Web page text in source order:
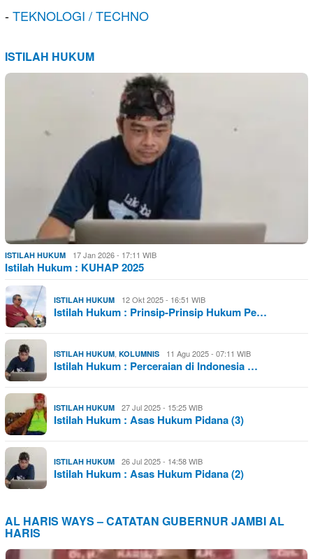
-TEKNOLOGI / TECHNO
ISTILAH HUKUM
ISTILAH HUKUM 17 Jan 2026 - 17:11 WIB
Istilah Hukum : KUHAP 2025
ISTILAH HUKUM 12 Okt 2025 - 16:51 WIB
Istilah Hukum : Prinsip-Prinsip Hukum Pe…
ISTILAH HUKUM, KOLUMNIS 11 Agu 2025 - 07:11 WIB
Istilah Hukum : Perceraian di Indonesia …
ISTILAH HUKUM 27 Jul 2025 - 15:25 WIB
Istilah Hukum : Asas Hukum Pidana (3)
ISTILAH HUKUM 26 Jul 2025 - 14:58 WIB
Istilah Hukum : Asas Hukum Pidana (2)
AL HARIS WAYS – CATATAN GUBERNUR JAMBI AL
HARIS